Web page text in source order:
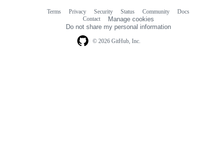
© 2026 GitHub, Inc.
Terms Privacy Security Status Community
Docs
Contact
Manage cookies
Do not share my personal information